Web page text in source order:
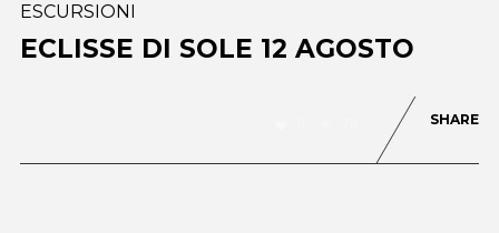
ESCURSIONI
ECLISSE DI SOLE 12 AGOSTO
SHARE